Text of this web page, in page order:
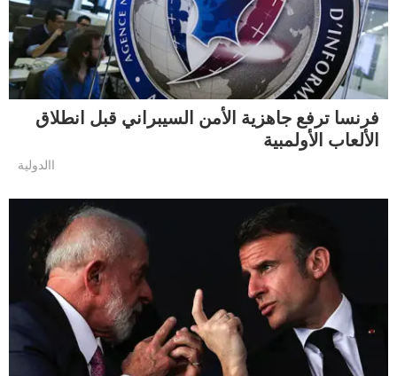
فرنسا ترفع جاهزية الأمن السيبراني قبل انطلاق
الألعاب الأولمبية
االدولية